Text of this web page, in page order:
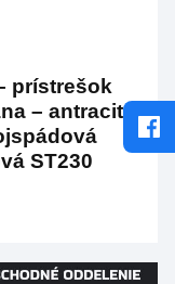
prístrešok
– antracit
ST230